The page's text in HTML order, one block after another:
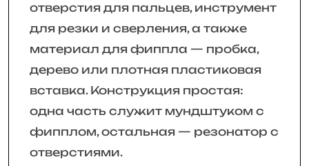
отверстия для пальцев, инструмент
для резки и сверления, а также
материал для фиппла — пробка,
дерево или плотная пластиковая
вставка. Конструкция простая:
одна часть служит мундштуком с
фипплом, остальная — резонатор с
отверстиями.